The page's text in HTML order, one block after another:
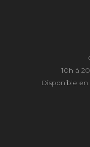
10h à
Disponible